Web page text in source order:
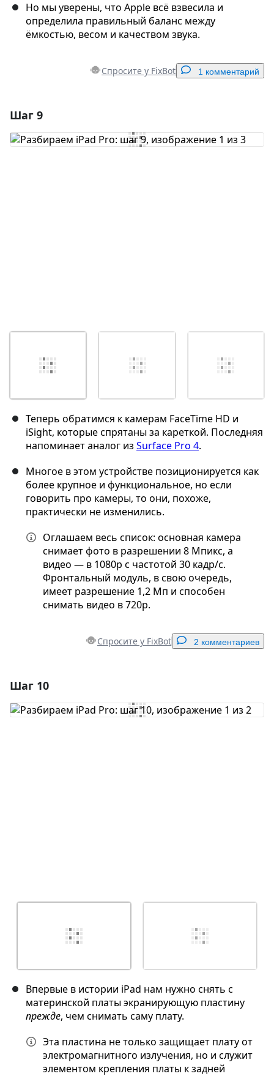
Но мы уверены, что Apple всё взвесила и
определила правильный баланс между
ёмкостью, весом и качеством звука.
Спросите у FixBot 1 комментарий
Добавить комментарий
Шаг 9
Теперь обратимся к камерам FaceTime HD и
iSight, которые спрятаны за кареткой. Последняя
напоминает аналог из Surface Pro 4.
Многое в этом устройстве позиционируется как
более крупное и функциональное, но если
говорить про камеры, то они, похоже,
практически не изменились.
Оглашаем весь список: основная камера
снимает фото в разрешении 8 Мпикс, а
видео — в 1080p с частотой 30 кадр/с.
Фронтальный модуль, в свою очередь,
имеет разрешение 1,2 Мп и способен
снимать видео в 720p.
Спросите у FixBot 2 комментариев
Добавить комментарий
Шаг 10
Впервые в истории iPad нам нужно снять с
материнской платы экранирующую пластину
прежде, чем снимать саму плату.
Эта пластина не только защищает плату от
электромагнитного излучения, но и служит
элементом крепления платы к задней